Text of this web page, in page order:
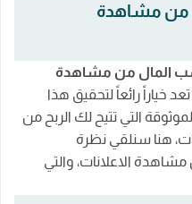
من مشاهدة
المال من مشاهدة
خياراً رائعاً لتحقيق هذا
التي تتيح لك الربح من
هنا سنلقي نظرة
الاعلانات، والتي